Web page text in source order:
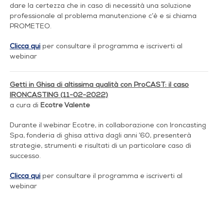
dare la certezza che in caso di necessità una soluzione
professionale al problema manutenzione c’è e si chiama
PROMETEO.
Clicca qui per consultare il programma e iscriverti al
webinar
Getti in Ghisa di altissima qualità con ProCAST: il caso
IRONCASTING (11-02-2022)
a cura di Ecotre Valente
Durante il webinar Ecotre, in collaborazione con Ironcasting
Spa, fonderia di ghisa attiva dagli anni ’60, presenterà
strategie, strumenti e risultati di un particolare caso di
successo.
Clicca qui per consultare il programma e iscriverti al
webinar